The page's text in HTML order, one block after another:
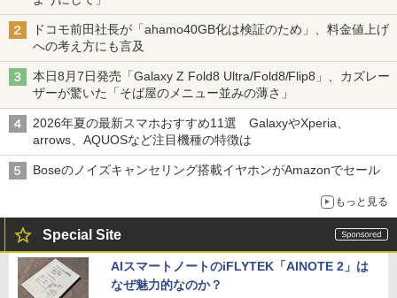
ドコモ前田社長が「ahamo40GB化は検証のため」、料金値上げ
への考え方にも言及
本日8月7日発売「Galaxy Z Fold8 Ultra/Fold8/Flip8」、カズレー
ザーが驚いた「そば屋のメニュー並みの薄さ」
2026年夏の最新スマホおすすめ11選 GalaxyやXperia、
arrows、AQUOSなど注目機種の特徴は
Boseのノイズキャンセリング搭載イヤホンがAmazonでセール
もっと見る
Special Site
AIスマートノートのiFLYTEK「AINOTE 2」は
なぜ魅力的なのか？